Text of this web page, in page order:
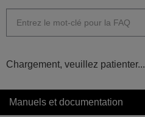
Chargement, veuillez patienter...
Manuels et documentation